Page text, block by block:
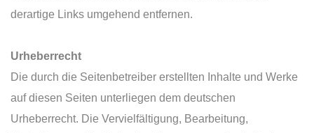
derartige Links umgehend entfernen.
Urheberrecht
Die durch die Seitenbetreiber erstellten Inhalte und Werke
auf diesen Seiten unterliegen dem deutschen
Urheberrecht. Die Vervielfältigung, Bearbeitung,